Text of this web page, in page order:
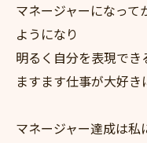
マネージャーになって
ようになり
明るく自分を表現でき
ますます仕事が大好き
マネージャー達成は私